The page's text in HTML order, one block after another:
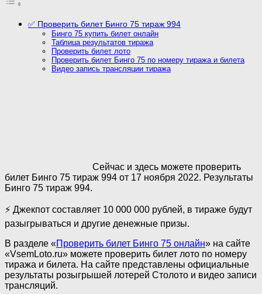
✅ Проверить билет Бинго 75 тираж 994
Бинго 75 купить билет онлайн
Таблица результатов тиража
Проверить билет лото
Проверить билет Бинго 75 по номеру тиража и билета
Видео запись трансляции тиража
Сейчас и здесь можете проверить
билет Бинго 75 тираж 994 от 17 ноября 2022. Результаты
Бинго 75 тираж 994.
⚡ Джекпот составляет 10 000 000 рублей, в тираже будут
разыгрываться и другие денежные призы.
В разделе «Проверить билет Бинго 75 онлайн» на сайте
«VsemLoto.ru» можете проверить билет лото по номеру
тиража и билета. На сайте представлены официальные
результаты розыгрышей лотерей Столото и видео записи
трансляций.